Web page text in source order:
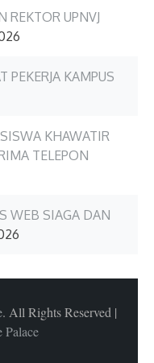
REKTOR UPNVJ
PEKERJA KAMPUS
KHAWATIR
TELEPON
WEB SIAGA DAN
. All Rights Reserved |
Palace